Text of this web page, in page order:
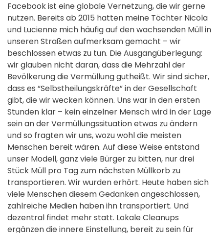
Facebook ist eine globale Vernetzung, die wir gerne
nutzen. Bereits ab 2015 hatten meine Töchter Nicola
und Lucienne mich häufig auf den wachsenden Müll in
unseren Straßen aufmerksam gemacht – wir
beschlossen etwas zu tun. Die Ausgangüberlegung:
wir glauben nicht daran, dass die Mehrzahl der
Bevölkerung die Vermüllung gutheißt. Wir sind sicher,
dass es “Selbstheilungskräfte” in der Gesellschaft
gibt, die wir wecken können. Uns war in den ersten
Stunden klar – kein einzelner Mensch wird in der Lage
sein an der Vermüllungssituation etwas zu ändern
und so fragten wir uns, wozu wohl die meisten
Menschen bereit wären. Auf diese Weise entstand
unser Modell, ganz viele Bürger zu bitten, nur drei
Stück Müll pro Tag zum nächsten Müllkorb zu
transportieren. Wir wurden erhört. Heute haben sich
viele Menschen diesem Gedanken angeschlossen,
zahlreiche Medien haben ihn transportiert. Und
dezentral findet mehr statt. Lokale Cleanups
ergänzen die innere Einstellung, bereit zu sein für